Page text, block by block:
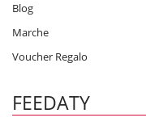
Blog
Marche
Voucher Regalo
FEEDATY